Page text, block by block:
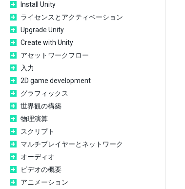
Install Unity
ライセンスとアクティベーション
Upgrade Unity
Create with Unity
アセットワークフロー
入力
2D game development
グラフィックス
世界観の構築
物理演算
スクリプト
マルチプレイヤーとネットワーク
オーディオ
ビデオの概要
アニメーション